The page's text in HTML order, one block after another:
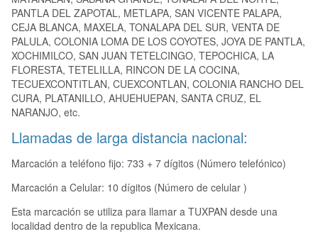
PANTLA DEL ZAPOTAL, METLAPA, SAN VICENTE PALAPA,
CEJA BLANCA, MAXELA, TONALAPA DEL SUR, VENTA DE
PALULA, COLONIA LOMA DE LOS COYOTES, JOYA DE PANTLA,
XOCHIMILCO, SAN JUAN TETELCINGO, TEPOCHICA, LA
FLORESTA, TETELILLA, RINCON DE LA COCINA,
TECUEXCONTITLAN, CUEXCONTLAN, COLONIA RANCHO DEL
CURA, PLATANILLO, AHUEHUEPAN, SANTA CRUZ, EL
NARANJO, etc.
Llamadas de larga distancia nacional:
Marcación a teléfono fijo: 733 + 7 dígitos (Número telefónico)
Marcación a Celular: 10 dígitos (Número de celular )
Esta marcación se utiliza para llamar a TUXPAN desde una
localidad dentro de la republica Mexicana.